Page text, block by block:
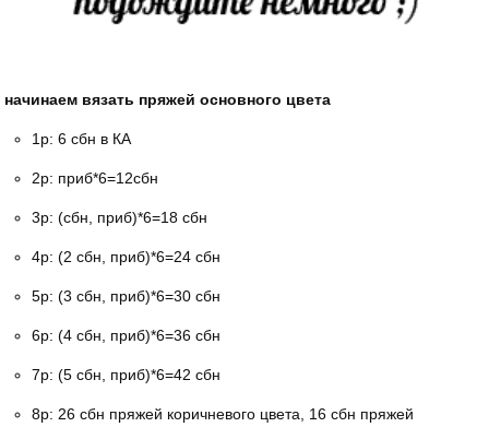
начинаем вязать пряжей основного цвета
1р: 6 сбн в КА
2р: приб*6=12сбн
3р: (сбн, приб)*6=18 сбн
4р: (2 сбн, приб)*6=24 сбн
5р: (3 сбн, приб)*6=30 сбн
6р: (4 сбн, приб)*6=36 сбн
7р: (5 сбн, приб)*6=42 сбн
8р: 26 сбн пряжей коричневого цвета, 16 сбн пряжей